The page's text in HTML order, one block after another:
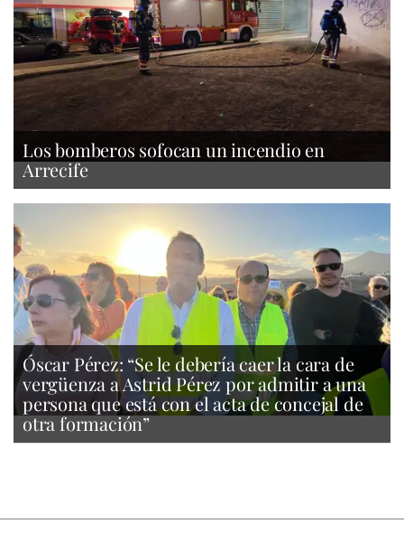
Los bomberos sofocan un incendio en
Arrecife
Óscar Pérez: “Se le debería caer la cara de
vergüenza a Astrid Pérez por admitir a una
persona que está con el acta de concejal de
otra formación”